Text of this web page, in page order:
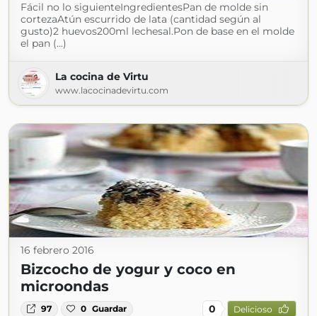
Fácil no lo siguienteIngredientesPan de molde sin
cortezaAtún escurrido de lata (cantidad según al
gusto)2 huevos200ml lechesal.Pon de base en el molde
el pan (...)
La cocina de Virtu
www.lacocinadevirtu.com
16 febrero 2016
Bizcocho de yogur y coco en
microondas
97 0 Guardar 0 Delicioso